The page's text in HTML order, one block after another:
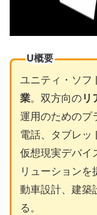
U概要
ユニティ・ソフ
業。双方向のリ
運用のためのプ
電話、タブレッ
仮想現実デバイ
リューション
動車設計、建築
る。